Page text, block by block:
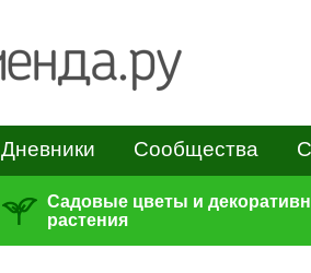
Дневники Сообщества
Садовые цветы и
растения